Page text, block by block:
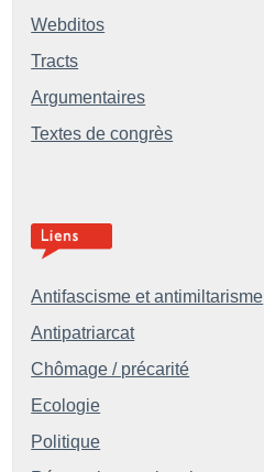
Webditos
Tracts
Argumentaires
Textes de congrès
Antifascisme et antimiltarisme
Antipatriarcat
Chômage / précarité
Ecologie
Politique